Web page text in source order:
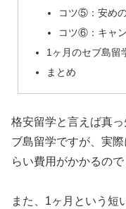
コツ⑤：安め
コツ⑥：キャ
1ヶ月のセブ島留
まとめ
格安留学と言えば真
ブ島留学ですが、実
らい費用がかかるので
また、1ヶ月という短